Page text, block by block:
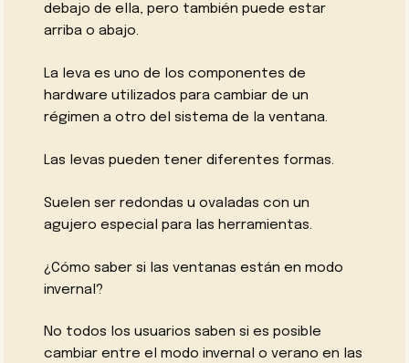
debajo de ella, pero también puede estar
arriba o abajo.
La leva es uno de los componentes de
hardware utilizados para cambiar de un
régimen a otro del sistema de la ventana.
Las levas pueden tener diferentes formas.
Suelen ser redondas u ovaladas con un
agujero especial para las herramientas.
¿Cómo saber si las ventanas están en modo
invernal?
No todos los usuarios saben si es posible
cambiar entre el modo invernal o verano en las